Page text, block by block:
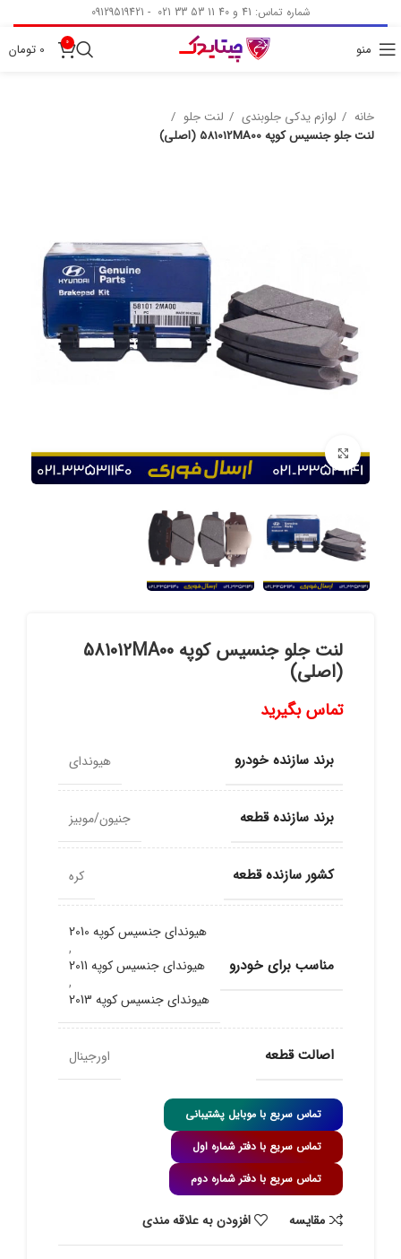
شماره تماس: 41 و 40 11 53 33 021 - 09129519421
منو 0
0 تومان
خانه لوازم یدکی جلوبندی
لنت جلو
لنت جلو جنسیس کوپه 581012MA00 (اصلی)
برای بزرگنمایی کلیک کنید
لنت جلو جنسیس کوپه 581012MA00
(اصلی)
تماس بگیرید
برند سازنده خودرو هیوندای
برند سازنده قطعه جنیون/موبیز
کشور سازنده قطعه کره
مناسب برای خودرو
هیوندای جنسیس کوپه 2010
,
هیوندای جنسیس کوپه 2011
,
هیوندای جنسیس کوپه 2013
اصالت قطعه اورجینال
تماس سریع با موبایل پشتیبانی
تماس سریع با دفتر شماره اول
تماس سریع با دفتر شماره دوم
مقايسه افزودن به علاقه مندی